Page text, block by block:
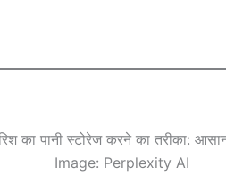
Image: Perplexity AI